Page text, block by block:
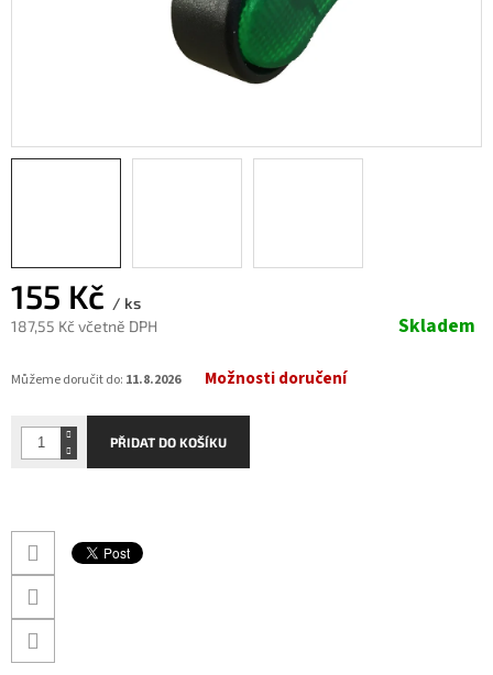
155 Kč / ks
187,55 Kč včetně DPH
cena:
Skladem
Můžeme doručit do: 11.8.2026 Možnosti doručení
PŘIDAT DO KOŠÍKU